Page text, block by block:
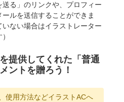
る」のリンクや、プロフィー
ルを送信することができま
ない場合はイラストレーター
提供してくれた「普通
ントを贈ろう！
使用方法などイラストACへ